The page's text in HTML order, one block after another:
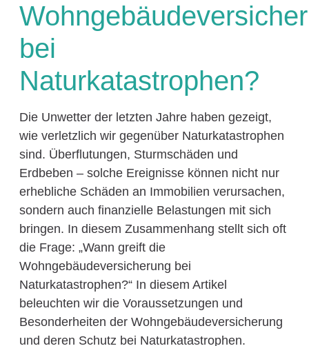
bei
Naturkatastrophen?
Die Unwetter der letzten Jahre haben gezeigt,
wie verletzlich wir gegenüber Naturkatastrophen
sind. Überflutungen, Sturmschäden und
Erdbeben – solche Ereignisse können nicht nur
erhebliche Schäden an Immobilien verursachen,
sondern auch finanzielle Belastungen mit sich
bringen. In diesem Zusammenhang stellt sich oft
die Frage: „Wann greift die
Wohngebäudeversicherung bei
Naturkatastrophen?“ In diesem Artikel
beleuchten wir die Voraussetzungen und
Besonderheiten der Wohngebäudeversicherung
und deren Schutz bei Naturkatastrophen.